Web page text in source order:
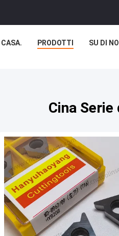
CASA. PRODOTTI SU DI NOI
Cina